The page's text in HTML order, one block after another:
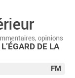
DE LA
FM